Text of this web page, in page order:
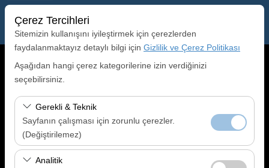
Çerez Tercihleri
Sitemizin kullanışını iyileştirmek için çerezlerden
faydalanmaktayız detaylı bilgi için Gizlilik ve Çerez Politikası
Aşağıdan hangi çerez kategorilerine izin verdiğinizi
seçebilirsiniz.
Gerekli & Teknik
Sayfanın çalışması için zorunlu çerezler.
(Değiştirilemez)
Bu çerezler sitenin doğru şekilde çalışması, güvenlik,
Analitik
Alış Lokasyonu
Aracı farklı bir lokasyona bırakacağım
Alış Tarih & Saat